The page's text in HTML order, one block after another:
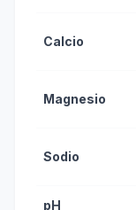
Calcio
Magnesio
Sodio
pH